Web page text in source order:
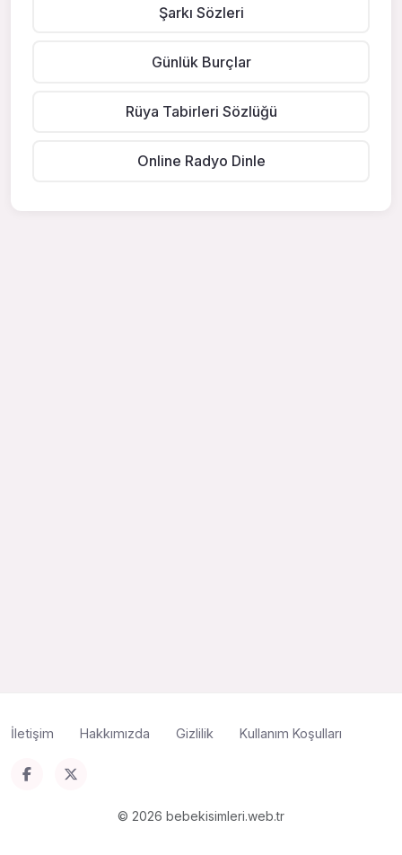
Şarkı Sözleri
Günlük Burçlar
Rüya Tabirleri Sözlüğü
Online Radyo Dinle
İletişim Hakkımızda Gizlilik Kullanım Koşulları
© 2026 bebekisimleri.web.tr